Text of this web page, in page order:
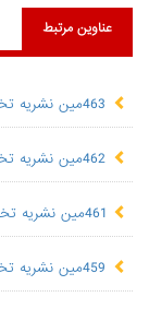
عناوین مرتبط
463مین نشریه تخصصی "مطالعات شرق"
462مین نشریه تخصصی "مطالعات شرق"
461مین نشریه تخصصی "مطالعات شرق"
459مین نشریه تخصصی "مطالعات شرق"